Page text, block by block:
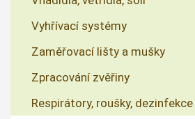
Vyhřívací systémy
Zaměřovací lišty a mušky
Zpracování zvěřiny
Respirátory, roušky, dezinfekce